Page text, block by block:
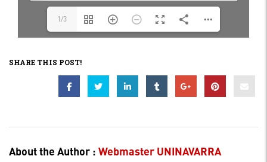
1/3
SHARE THIS POST!
About the Author : Webmaster UNINAVARRA